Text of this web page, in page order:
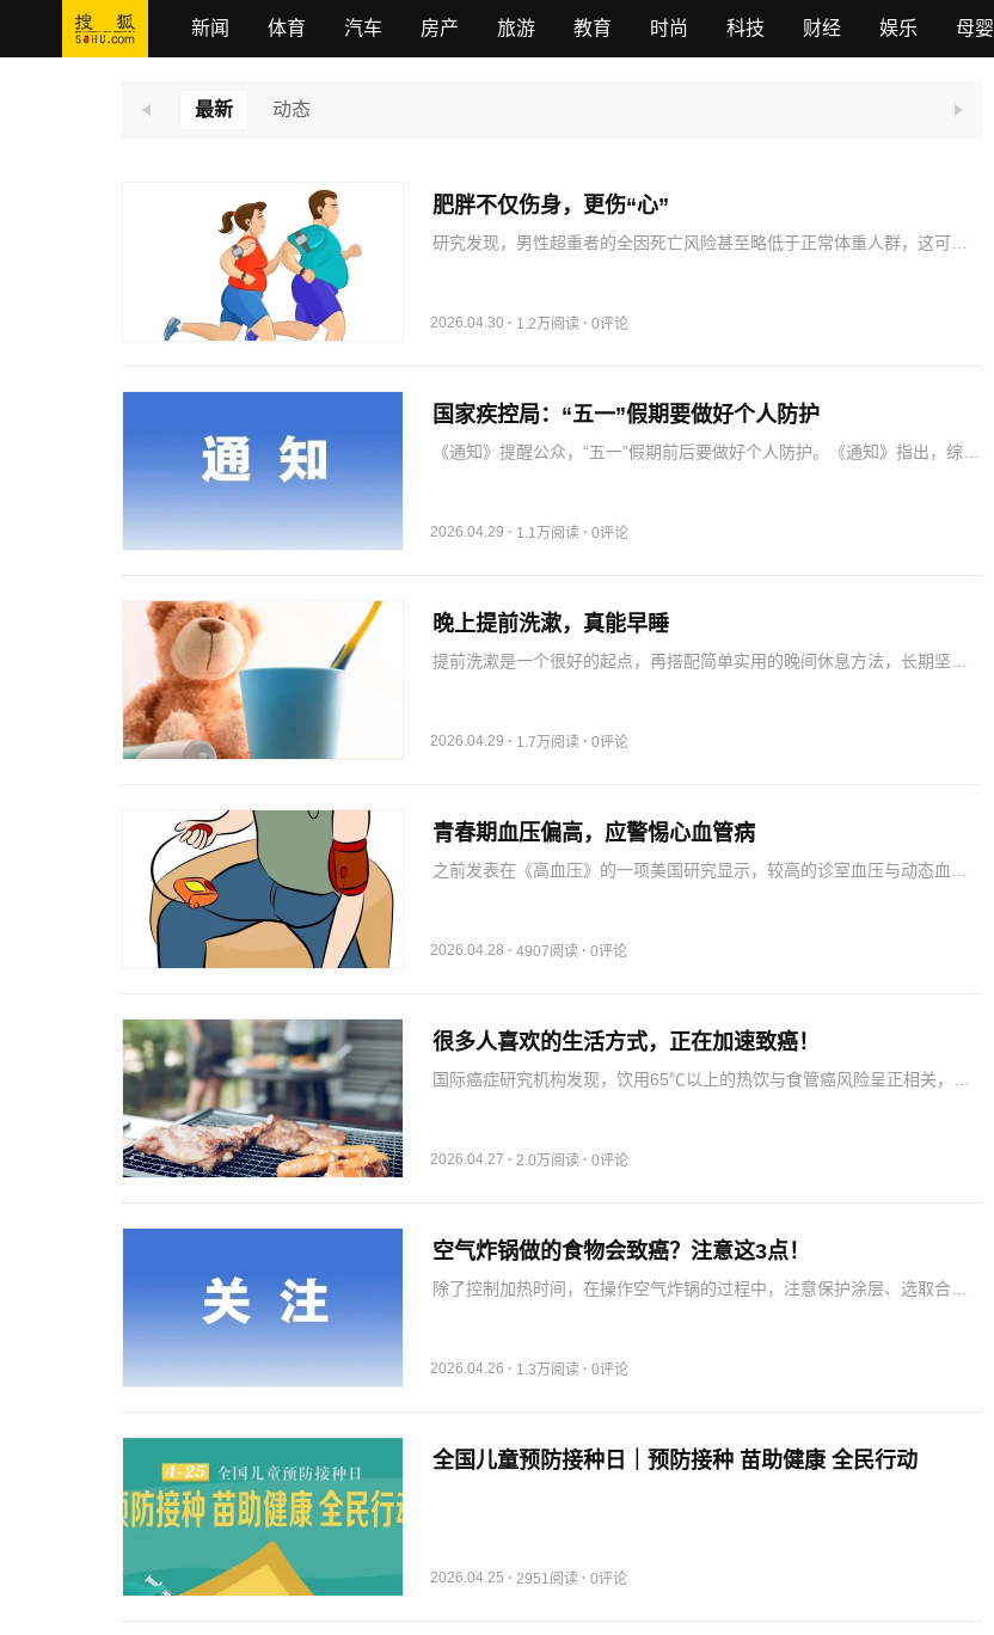
新闻 体育 汽车 房产 旅游 教育 时尚 科技 财经 娱乐 母婴
最新 动态
肥胖不仅伤身，更伤“心”
研究发现，男性超重者的全因死亡风险甚至略低于正常体重人群，这可能
病和死亡风险的“…
2026.04.30 · 1.2万阅读 · 0评论
国家疾控局：“五一”假期要做好个人防护
《通知》提醒公众，“五一”假期前后要做好个人防护。《通知》指出，综合
型流感、猴痘…
2026.04.29 · 1.1万阅读 · 0评论
晚上提前洗漱，真能早睡
提前洗漱是一个很好的起点，再搭配简单实用的晚间休息方法，长期坚持
作，可以…
2026.04.29 · 1.7万阅读 · 0评论
青春期血压偏高，应警惕心血管病
之前发表在《高血压》的一项美国研究显示，较高的诊室血压与动态血
院研究人员对近20…
2026.04.28 · 4907阅读 · 0评论
很多人喜欢的生活方式，正在加速致癌！
国际癌症研究机构发现，饮用65℃以上的热饮与食管癌风险呈正相关，致
相比，出…
2026.04.27 · 2.0万阅读 · 0评论
空气炸锅做的食物会致癌？注意这3点！
除了控制加热时间，在操作空气炸锅的过程中，注意保护涂层、选取合格
出风险较高，…
2026.04.26 · 1.3万阅读 · 0评论
全国儿童预防接种日｜预防接种 苗助健康 全民行动
2026.04.25 · 2951阅读 · 0评论